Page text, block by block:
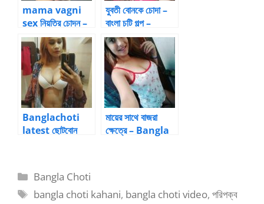
mama vagni
sex নিয়তির চোদন –
5 by
munijaan07 |
Bangla choti
kahini
যুবতী বোনকে চোদা –
বাংলা চটি গল্প –
Banglachoti
latest ছোটবোন
মায়ের সাথে বাজরা
ক্ষেত্রে – Bangla
Categories
Bangla Choti
Tags
bangla choti kahani, bangla choti video,পরিপক্ব